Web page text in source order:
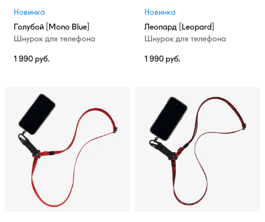
Новинка
Голубой [Mono Blue]
Шнурок для телефона
1 990 руб.
Новинка
Леопард [Leopard]
Шнурок для телефона
1 990 руб.